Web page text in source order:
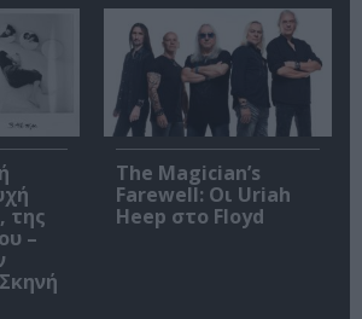
της
–
The Magician’s
Farewell: Οι Uriah
Heep στο Floyd